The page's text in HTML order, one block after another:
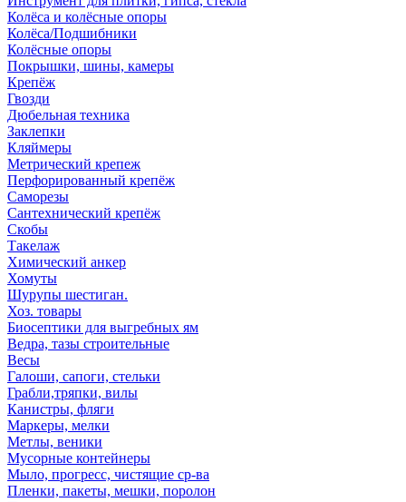
Колёса и колёсные опоры
Колёса/Подшибники
Колёсные опоры
Покрышки, шины, камеры
Крепёж
Гвозди
Дюбельная техника
Заклепки
Кляймеры
Метрический крепеж
Перфорированный крепёж
Саморезы
Сантехнический крепёж
Скобы
Такелаж
Химический анкер
Хомуты
Шурупы шестиган.
Хоз. товары
Биосептики для выгребных ям
Ведра, тазы строительные
Весы
Галоши, сапоги, стельки
Грабли,тряпки, вилы
Канистры, фляги
Маркеры, мелки
Метлы, веники
Мусорные контейнеры
Мыло, прогресс, чистящие ср-ва
Пленки, пакеты, мешки, поролон